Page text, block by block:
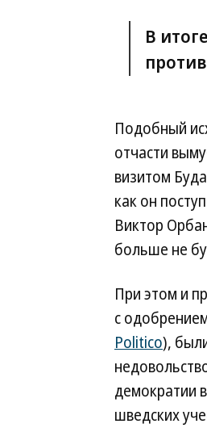
В
Подобный
отчасти
визитом
как он
Виктор
больше не
При этом и
с
Politico),
демократии
шведских